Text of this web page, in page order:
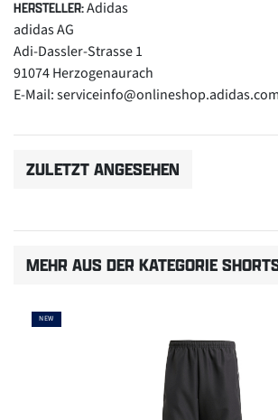
HERSTELLER:Adidas
adidas AG
Adi-Dassler-Strasse 1
91074 Herzogenaurach
E-Mail: serviceinfo@onlineshop.adidas.com
ZULETZT ANGESEHEN
MEHR AUS DER KATEGORIE
NEW